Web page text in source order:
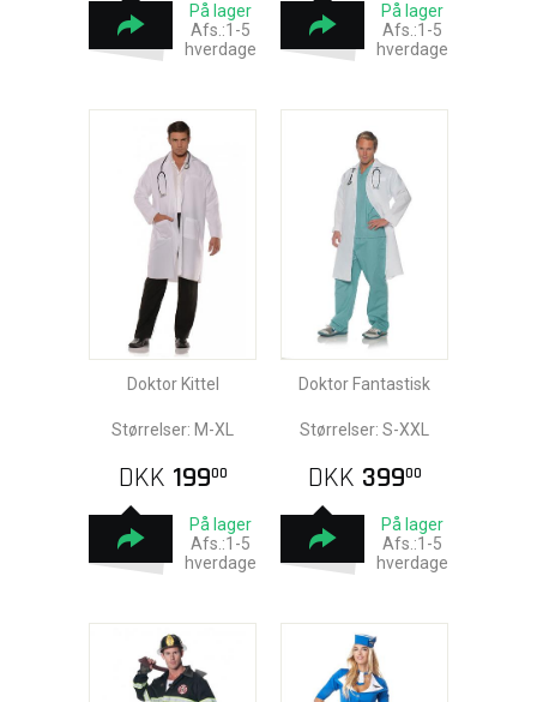
På lager
Afs.:1-5
hverdage
På lager
Afs.:1-5
hverdage
Doktor Kittel
Størrelser: M-XL
DKK 19900
På lager
Afs.:1-5
hverdage
Doktor Fantastisk
Størrelser: S-XXL
DKK 39900
På lager
Afs.:1-5
hverdage